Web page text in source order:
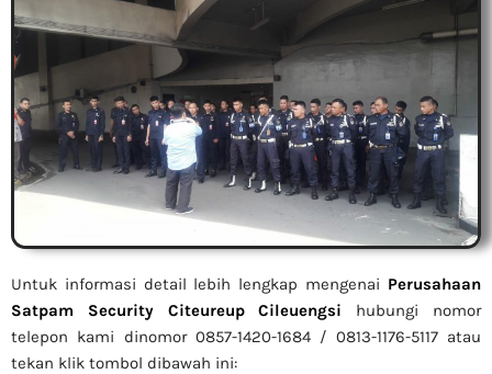
Untuk informasi detail lebih lengkap mengenai Perusahaan
Satpam Security Citeureup Cileuengsi hubungi nomor
telepon kami dinomor 0857-1420-1684 / 0813-1176-5117 atau
tekan klik tombol dibawah ini: